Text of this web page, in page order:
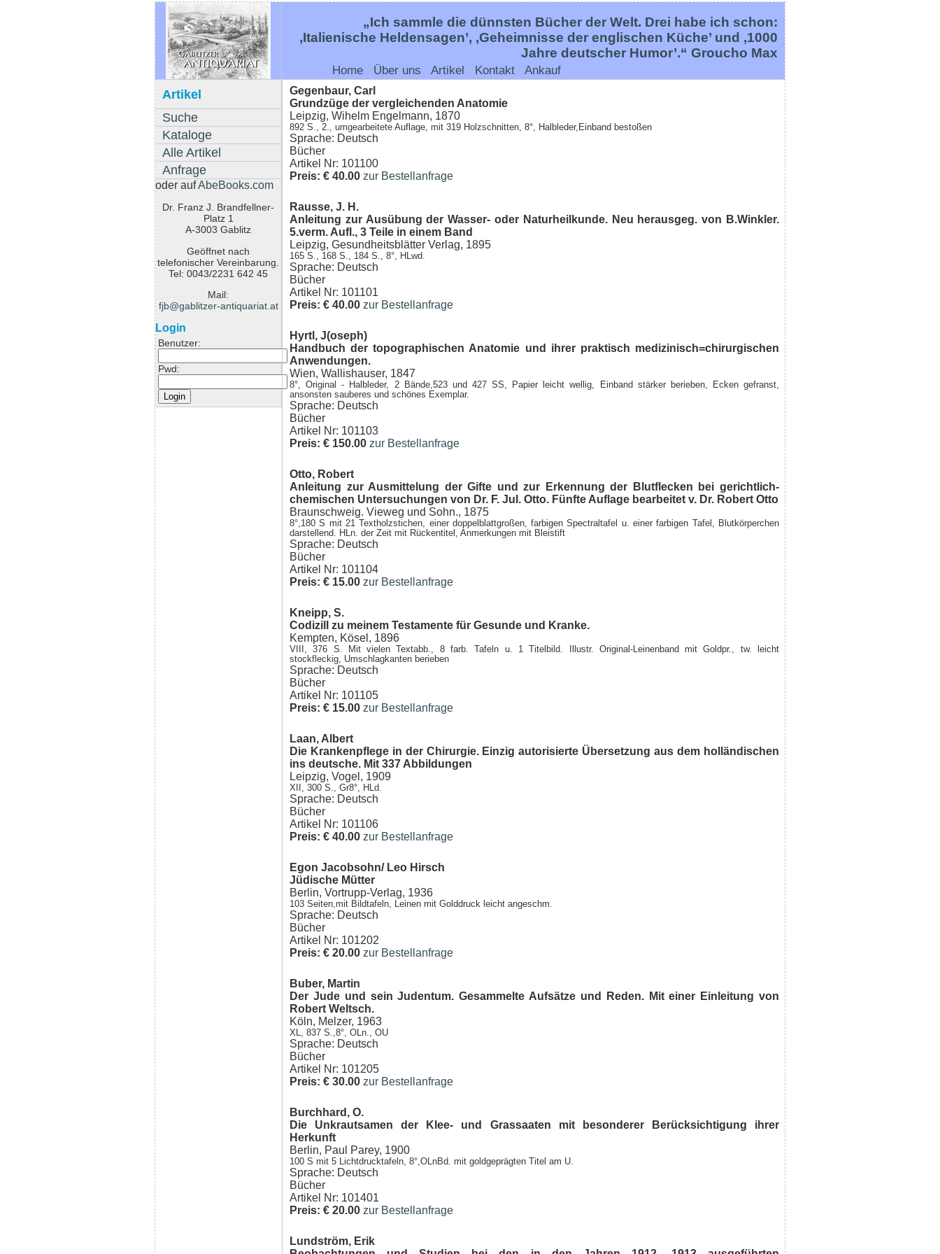
„Ich sammle die dünnsten Bücher der Welt. Drei habe ich schon:
‚Italienische Heldensagen’, ‚Geheimnisse der englischen Küche’ und ‚1000
Jahre deutscher Humor’.“ Groucho Max
Home Über uns Artikel Kontakt Ankauf
Artikel
Suche
Kataloge
Alle Artikel
Anfrage
oder aufAbeBooks.com
Dr. Franz J. Brandfellner-
Platz 1
A-3003 Gablitz
Geöffnet nach
telefonischer Vereinbarung.
Tel: 0043/2231 642 45
Mail:
fjb@gablitzer-antiquariat.at
Login
Benutzer:
Pwd:
Gegenbaur, Carl
Grundzüge der vergleichenden Anatomie
Leipzig, Wihelm Engelmann, 1870
892 S., 2., umgearbeitete Auflage, mit 319 Holzschnitten, 8°, Halbleder,Einband bestoßen
Sprache: Deutsch
Bücher
Artikel Nr: 101100
Preis: € 40.00 zur Bestellanfrage
Rausse, J. H.
Anleitung zur Ausübung der Wasser- oder Naturheilkunde. Neu herausgeg. von B.Winkler.
5.verm. Aufl., 3 Teile in einem Band
Leipzig, Gesundheitsblätter Verlag, 1895
165 S., 168 S., 184 S., 8°, HLwd.
Sprache: Deutsch
Bücher
Artikel Nr: 101101
Preis: € 40.00 zur Bestellanfrage
Hyrtl, J(oseph)
Handbuch der topographischen Anatomie und ihrer praktisch medizinisch=chirurgischen
Anwendungen.
Wien, Wallishauser, 1847
8°, Original - Halbleder, 2 Bände,523 und 427 SS, Papier leicht wellig, Einband stärker berieben, Ecken gefranst,
ansonsten sauberes und schönes Exemplar.
Sprache: Deutsch
Bücher
Artikel Nr: 101103
Preis: € 150.00 zur Bestellanfrage
Otto, Robert
Anleitung zur Ausmittelung der Gifte und zur Erkennung der Blutflecken bei gerichtlich-
chemischen Untersuchungen von Dr. F. Jul. Otto. Fünfte Auflage bearbeitet v. Dr. Robert Otto
Braunschweig. Vieweg und Sohn., 1875
8°,180 S mit 21 Textholzstichen, einer doppelblattgroßen, farbigen Spectraltafel u. einer farbigen Tafel, Blutkörperchen
darstellend. HLn. der Zeit mit Rückentitel, Anmerkungen mit Bleistift
Sprache: Deutsch
Bücher
Artikel Nr: 101104
Preis: € 15.00 zur Bestellanfrage
Kneipp, S.
Codizill zu meinem Testamente für Gesunde und Kranke.
Kempten, Kösel, 1896
VIII, 376 S. Mit vielen Textabb., 8 farb. Tafeln u. 1 Titelbild. Illustr. Original-Leinenband mit Goldpr., tw. leicht
stockfleckig, Umschlagkanten berieben
Sprache: Deutsch
Bücher
Artikel Nr: 101105
Preis: € 15.00 zur Bestellanfrage
Laan, Albert
Die Krankenpflege in der Chirurgie. Einzig autorisierte Übersetzung aus dem holländischen
ins deutsche. Mit 337 Abbildungen
Leipzig, Vogel, 1909
XII, 300 S., Gr8°, HLd.
Sprache: Deutsch
Bücher
Artikel Nr: 101106
Preis: € 40.00 zur Bestellanfrage
Egon Jacobsohn/ Leo Hirsch
Jüdische Mütter
Berlin, Vortrupp-Verlag, 1936
103 Seiten,mit Bildtafeln, Leinen mit Golddruck leicht angeschm.
Sprache: Deutsch
Bücher
Artikel Nr: 101202
Preis: € 20.00 zur Bestellanfrage
Buber, Martin
Der Jude und sein Judentum. Gesammelte Aufsätze und Reden. Mit einer Einleitung von
Robert Weltsch.
Köln, Melzer, 1963
XL, 837 S.,8°, OLn., OU
Sprache: Deutsch
Bücher
Artikel Nr: 101205
Preis: € 30.00 zur Bestellanfrage
Burchhard, O.
Die Unkrautsamen der Klee- und Grassaaten mit besonderer Berücksichtigung ihrer
Herkunft
Berlin, Paul Parey, 1900
100 S mit 5 Lichtdrucktafeln, 8°,OLnBd. mit goldgeprägten Titel am U.
Sprache: Deutsch
Bücher
Artikel Nr: 101401
Preis: € 20.00 zur Bestellanfrage
Lundström, Erik